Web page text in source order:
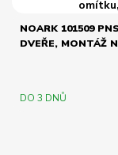
NOARK 101509
DVEŘE, MONTÁŽ
DO 3 DNŮ